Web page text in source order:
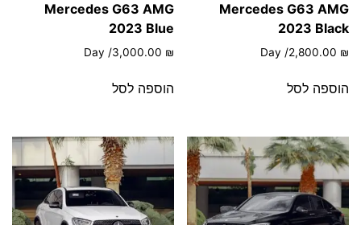
Mercedes G63 AMG
2023 Black
2,800.00 ₪
/ Day
הוספה לסל
Mercedes G63 AMG
2023 Blue
3,000.00 ₪
/ Day
הוספה לסל